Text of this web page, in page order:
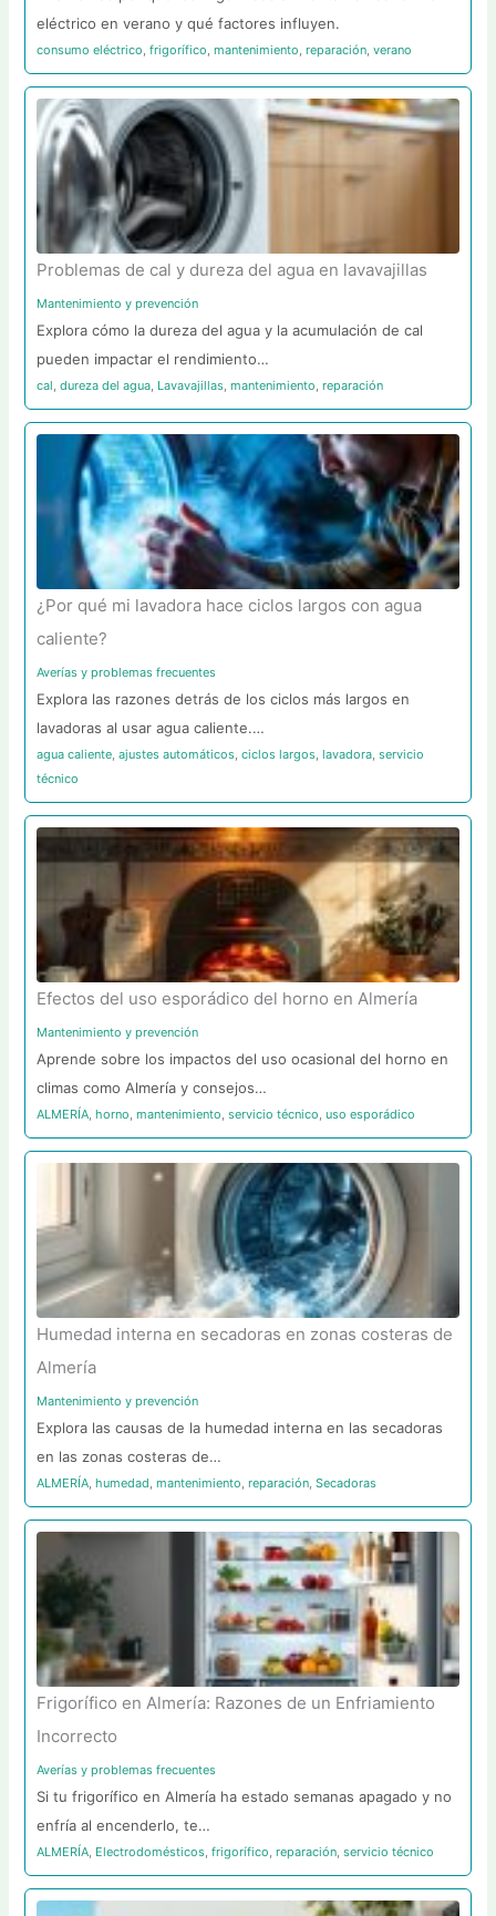
eléctrico en verano y qué factores influyen.
consumo eléctrico,frigorífico,mantenimiento,reparación,verano
Problemas de cal y dureza del agua en lavavajillas
Mantenimiento y prevención
Explora cómo la dureza del agua y la acumulación de cal
pueden impactar el rendimiento…
cal,dureza del agua, Lavavajillas,mantenimiento,reparación
¿Por qué mi lavadora hace ciclos largos con agua
caliente?
Averías y problemas frecuentes
Explora las razones detrás de los ciclos más largos en
lavadoras al usar agua caliente.…
agua caliente,ajustes automáticos,ciclos largos,lavadora,servicio
técnico
Efectos del uso esporádico del horno en Almería
Mantenimiento y prevención
Aprende sobre los impactos del uso ocasional del horno en
climas como Almería y consejos…
ALMERÍA,horno,mantenimiento,servicio técnico,uso esporádico
Humedad interna en secadoras en zonas costeras de
Almería
Mantenimiento y prevención
Explora las causas de la humedad interna en las secadoras
en las zonas costeras de…
ALMERÍA ,humedad ,mantenimiento ,reparación ,Secadoras
Frigorífico en Almería: Razones de un Enfriamiento
Incorrecto
Averías y problemas frecuentes
Si tu frigorífico en Almería ha estado semanas apagado y no
enfría al encenderlo, te…
ALMERÍA Electrodomésticos ,frigorífico ,reparación ,servicio técnico